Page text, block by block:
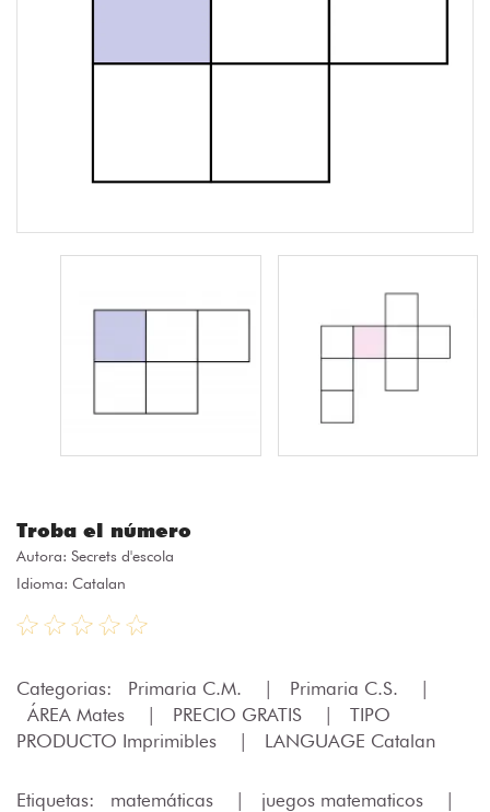
Troba el número
Autora: Secrets d'escola
Idioma: Catalan
Categorias: Primaria C.M. | Primaria C.S.
|
ÁREA Mates
| PRECIO GRATIS |
TIPO
PRODUCTO Imprimibles
| LANGUAGE Catalan
Etiquetas: matemáticas | juegos matematicos
|